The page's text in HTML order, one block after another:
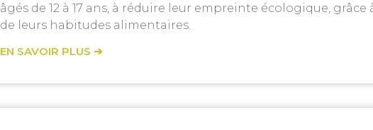
âgés de 12 à 17 ans, à réduire leur empreinte écologique,
de leurs habitudes alimentaires.
EN SAVOIR PLUS ➔